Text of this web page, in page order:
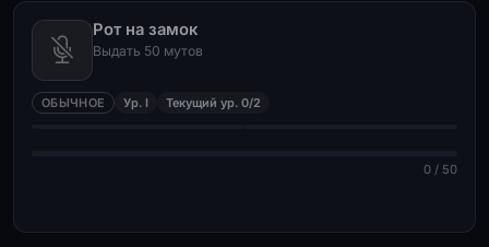
Рот на замок
Выдать 50 мутов
ОБЫЧНОЕ Ур. I Текущий ур. 0/2
0 / 50